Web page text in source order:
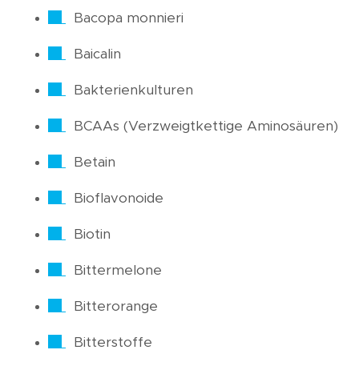
Bacopa monnieri
Baicalin
Bakterienkulturen
BCAAs (Verzweigtkettige Aminosäuren)
Betain
Bioflavonoide
Biotin
Bittermelone
Bitterorange
Bitterstoffe